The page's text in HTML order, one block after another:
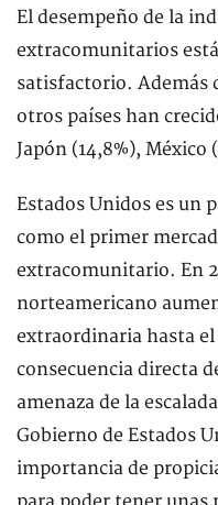
El desempeño de la
extracomunitarios
satisfactorio. Además
otros países han
Japón (14,8%), México
Estados Unidos es un
como el primer
extracomunitario. En
norteamericano
extraordinaria hasta
consecuencia directa
amenaza de la
Gobierno de Estados
importancia de